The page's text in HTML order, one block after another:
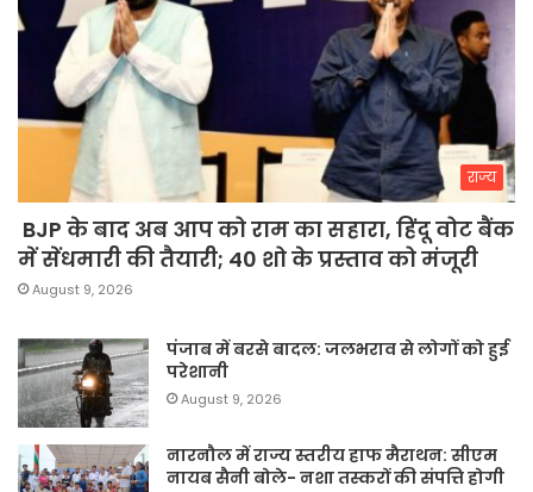
राज्य
BJP के बाद अब आप को राम का सहारा, हिंदू वोट बैंक
में सेंधमारी की तैयारी; 40 शो के प्रस्ताव को मंजूरी
August 9, 2026
पंजाब में बरसे बादल: जलभराव से लोगों को हुई
परेशानी
August 9, 2026
नारनौल में राज्य स्तरीय हाफ मैराथन: सीएम
नायब सैनी बोले- नशा तस्करों की संपत्ति होगी